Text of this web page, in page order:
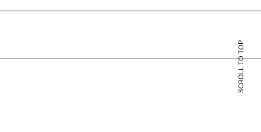
SCROLL TO TOP